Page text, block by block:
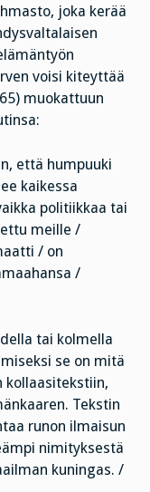
joka kerää
voisi kiteyttää
muokattuun
että humpuuki
kaikessa
politiikkaa tai
meille /
/ on
/
tai kolmella
se on mitä
kollaasitekstiin,
Tekstin
runon ilmaisun
nimityksestä
kuningas. /